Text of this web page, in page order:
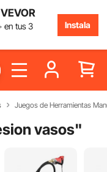
en tus 3
Instala
Juegos de Herramientas
vasos"